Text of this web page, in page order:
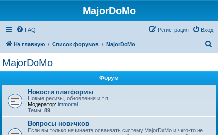
MajorDoMo
FAQ Вход
Регистрация
На главную Список форумов MajorDoMo
MajorDoMo
Форум
Новости платформы
Новые релизы, обновления и т.п.
Модератор: immortal
Темы: 89
Вопросы новичков
Если вы только начинаете осваивать систему MajorDoMo и чего-то не